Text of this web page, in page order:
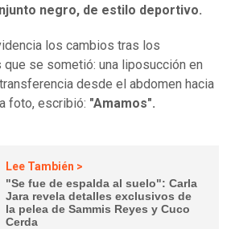
negro, de estilo deportivo.
los cambios tras los
se sometió: una liposucción en
desde el abdomen hacia
foto, escribió: "Amamos".
Lee También >
"Se fue de espalda al suelo": Carla
Jara revela detalles exclusivos de
la pelea de Sammis Reyes y Cuco
Cerda